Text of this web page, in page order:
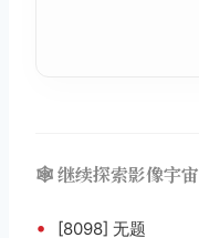
🕸️ 继续探索影像宇宙
• [8098] 无题